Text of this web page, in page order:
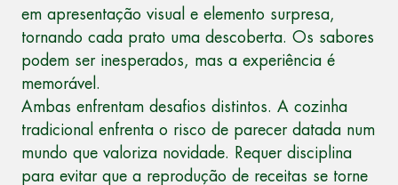
em apresentação visual e elemento surpresa,
tornando cada prato uma descoberta. Os sabores
podem ser inesperados, mas a experiência é
memorável.
Ambas enfrentam desafios distintos. A cozinha
tradicional enfrenta o risco de parecer datada num
mundo que valoriza novidade. Requer disciplina
para evitar que a reprodução de receitas se torne